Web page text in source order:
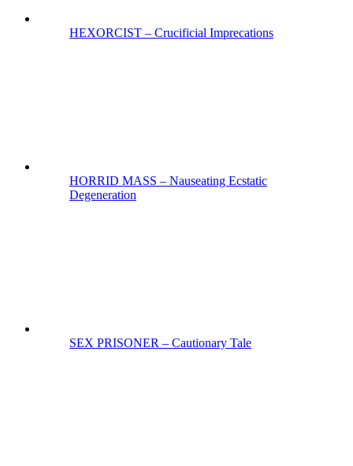
HEXORCIST – Crucificial Imprecations
HORRID MASS – Nauseating Ecstatic
Degeneration
SEX PRISONER – Cautionary Tale